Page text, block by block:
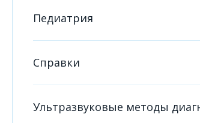
Педиатрия
Справки
Ультразвуковые методы